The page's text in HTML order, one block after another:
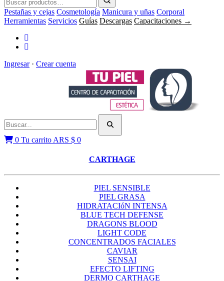
Pestañas y cejas Cosmetología Manicura y uñas Corporal
Herramientas Servicios Guías Descargas Capacitaciones →
Ingresar · Crear cuenta
0 Tu carrito ARS $ 0
CARTHAGE
PIEL SENSIBLE
PIEL GRASA
HIDRATACIóN INTENSA
BLUE TECH DEFENSE
DRAGONS BLOOD
LIGHT CODE
CONCENTRADOS FACIALES
CAVIAR
SENSAI
EFECTO LIFTING
DERMO CARTHAGE